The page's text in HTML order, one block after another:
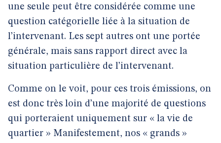
une seule peut être considérée comme une
question catégorielle liée à la situation de
l’intervenant. Les sept autres ont une portée
générale, mais sans rapport direct avec la
situation particulière de l’intervenant.
Comme on le voit, pour ces trois émissions, on
est donc très loin d’une majorité de questions
qui porteraient uniquement sur « la vie de
quartier » Manifestement, nos « grands »